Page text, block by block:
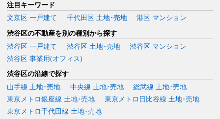
注目キーワード
文京区 一戸建て
千代田区 土地･売地 港区 マンション
渋谷区の不動産を別の種別から探す
渋谷区 一戸建て
渋谷区 土地･売地
渋谷区 マンション
渋谷区 事業用(オフィス)
渋谷区の沿線で探す
山手線 土地･売地
中央線 土地･売地
総武線 土地･売地
東京メトロ銀座線 土地･売地
東京メトロ日比谷線 土地･売地
東京メトロ千代田線 土地･売地